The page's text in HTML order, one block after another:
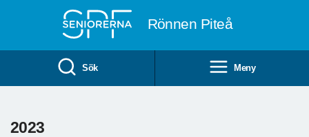
Rönnen Piteå
Sök Meny
2023